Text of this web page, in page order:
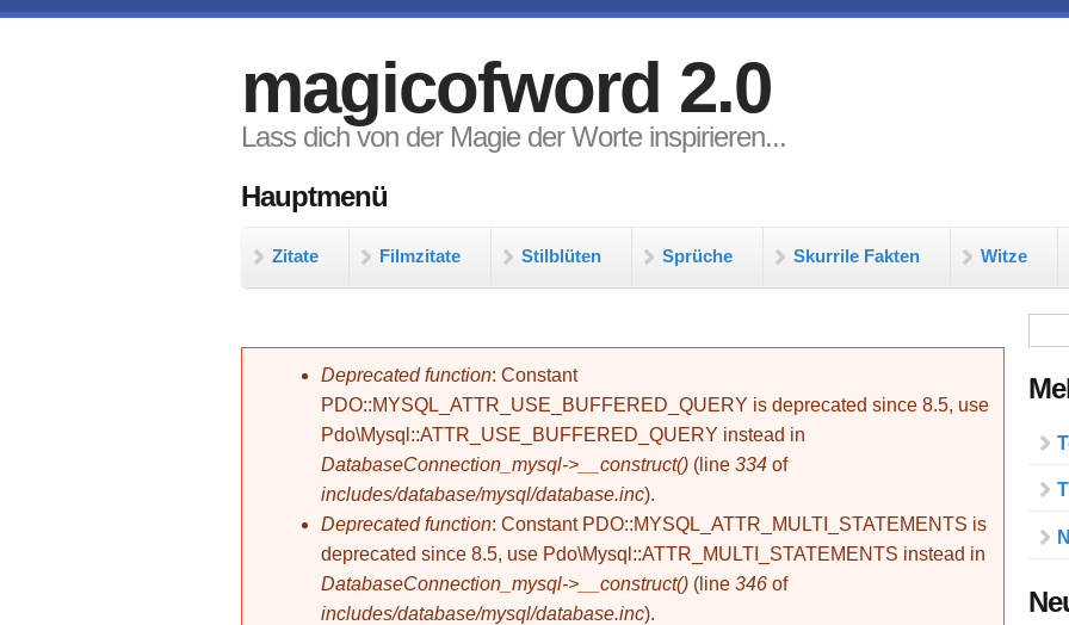
magicofword 2.0
Lass dich von der Magie der Worte inspirieren...
Hauptmenü
Zitate Filmzitate Stilblüten Sprüche Skurrile Fakten Witze
Fehlermeldung
Deprecated function: Constant
PDO::MYSQL_ATTR_USE_BUFFERED_QUERY is deprecated since 8.5, use
Pdo\Mysql::ATTR_USE_BUFFERED_QUERY instead in
DatabaseConnection_mysql->__construct() (line 334 of
includes/database/mysql/database.inc).
Deprecated function: Constant PDO::MYSQL_ATTR_MULTI_STATEMENTS is
deprecated since 8.5, use Pdo\Mysql::ATTR_MULTI_STATEMENTS instead in
DatabaseConnection_mysql->__construct() (line 346 of
includes/database/mysql/database.inc).